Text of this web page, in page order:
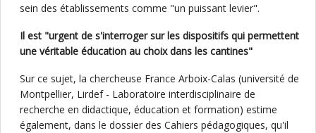
sein des établissements comme "un puissant levier".
Il est "urgent de s'interroger sur les dispositifs qui permettent
une véritable éducation au choix dans les cantines"
Sur ce sujet, la chercheuse France Arboix-Calas (université de
Montpellier, Lirdef - Laboratoire interdisciplinaire de
recherche en didactique, éducation et formation) estime
également, dans le dossier des Cahiers pédagogiques, qu'il